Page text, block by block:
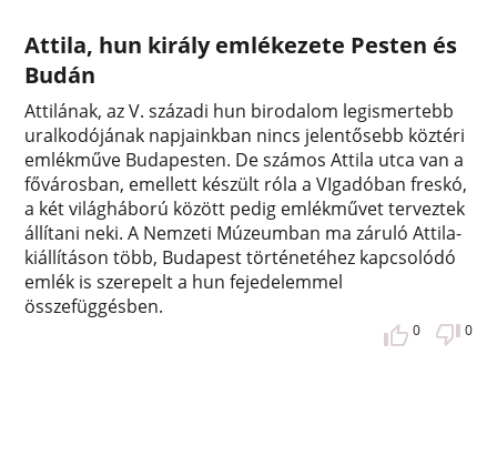
Attila, hun király emlékezete Pesten és
Budán
Attilának, az V. századi hun birodalom legismertebb
uralkodójának napjainkban nincs jelentősebb köztéri
emlékműve Budapesten. De számos Attila utca van a
fővárosban, emellett készült róla a VIgadóban freskó,
a két világháború között pedig emlékművet terveztek
állítani neki. A Nemzeti Múzeumban ma záruló Attila-
kiállításon több, Budapest történetéhez kapcsolódó
emlék is szerepelt a hun fejedelemmel
összefüggésben.
0 0